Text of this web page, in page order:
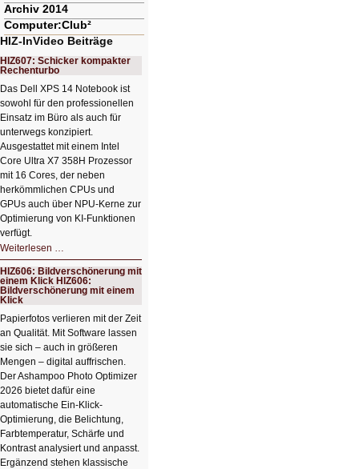
Archiv 2014
Computer:Club²
HIZ-InVideo Beiträge
HIZ607: Schicker kompakter
Rechenturbo
Das Dell XPS 14 Notebook ist
sowohl für den professionellen
Einsatz im Büro als auch für
unterwegs konzipiert.
Ausgestattet mit einem Intel
Core Ultra X7 358H Prozessor
mit 16 Cores, der neben
herkömmlichen CPUs und
GPUs auch über NPU-Kerne zur
Optimierung von KI-Funktionen
verfügt.
Weiterlesen …
Schicker
kompakter
Rechenturbo
HIZ606: Bildverschönerung mit
einem Klick HIZ606:
Bildverschönerung mit einem
Klick
Papierfotos verlieren mit der Zeit
an Qualität. Mit Software lassen
sie sich – auch in größeren
Mengen – digital auffrischen.
Der Ashampoo Photo Optimizer
2026 bietet dafür eine
automatische Ein-Klick-
Optimierung, die Belichtung,
Farbtemperatur, Schärfe und
Kontrast analysiert und anpasst.
Ergänzend stehen klassische